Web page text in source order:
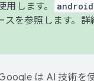
用します。
を参照します。詳
は AI 技術を